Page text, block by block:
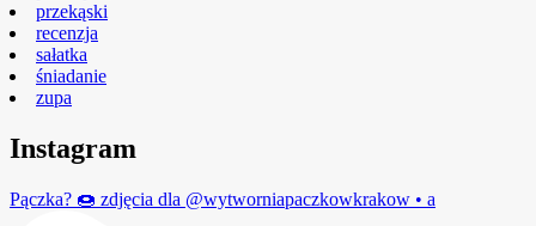
przekąski
recenzja
sałatka
śniadanie
zupa
Instagram
Pączka? 🍩 zdjęcia dla @wytworniapaczkowkrakow • a